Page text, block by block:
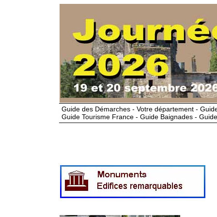
Guide des Démarches - Votre département -
Guide Tourisme France - Guide Baignades -